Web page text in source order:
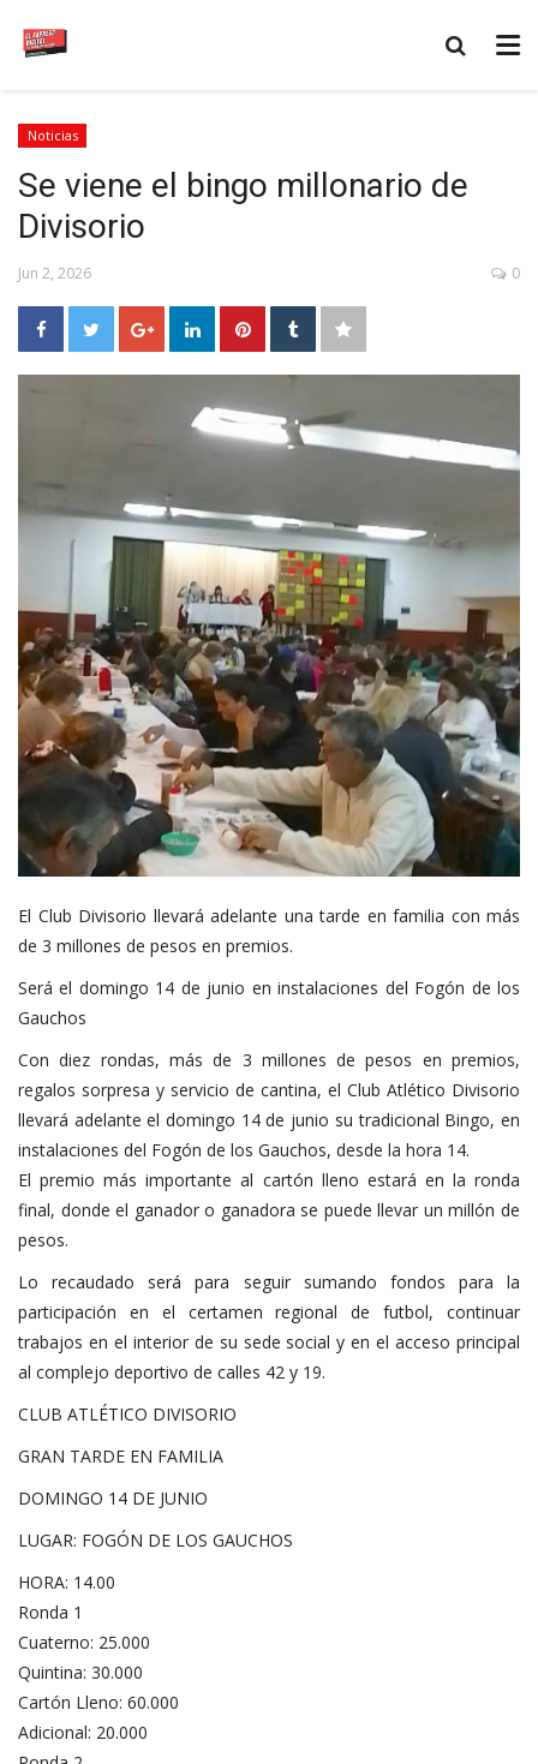
Noticias
Se viene el bingo millonario de
Divisorio
Jun 2, 2026 0
El Club Divisorio llevará adelante una tarde en familia con más
de 3 millones de pesos en premios.
Será el domingo 14 de junio en instalaciones del Fogón de los
Gauchos
Con diez rondas, más de 3 millones de pesos en premios,
regalos sorpresa y servicio de cantina, el Club Atlético Divisorio
llevará adelante el domingo 14 de junio su tradicional Bingo, en
instalaciones del Fogón de los Gauchos, desde la hora 14.
El premio más importante al cartón lleno estará en la ronda
final, donde el ganador o ganadora se puede llevar un millón de
pesos.
Lo recaudado será para seguir sumando fondos para la
participación en el certamen regional de futbol, continuar
trabajos en el interior de su sede social y en el acceso principal
al complejo deportivo de calles 42 y 19.
CLUB ATLÉTICO DIVISORIO
GRAN TARDE EN FAMILIA
DOMINGO 14 DE JUNIO
LUGAR: FOGÓN DE LOS GAUCHOS
HORA: 14.00
Ronda 1
Cuaterno: 25.000
Quintina: 30.000
Cartón Lleno: 60.000
Adicional: 20.000